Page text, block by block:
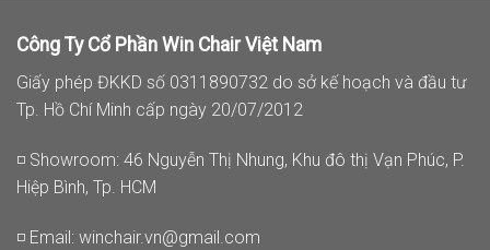
Công Ty Cổ Phần Win Chair Việt Nam
Giấy phép ĐKKD số 0311890732 do sở kế hoạch và đầu tư
Tp. Hồ Chí Minh cấp ngày 20/07/2012
◽ Showroom: 46 Nguyễn Thị Nhung, Khu đô thị Vạn Phúc, P.
Hiệp Bình, Tp. HCM
◽ Email: winchair.vn@gmail.com